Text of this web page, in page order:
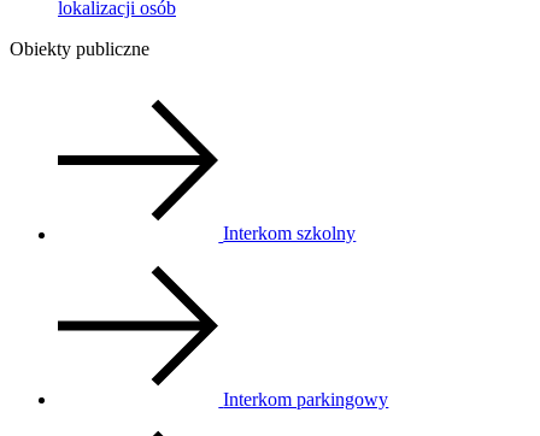
lokalizacji osób
Obiekty publiczne
Interkom szkolny
Interkom parkingowy